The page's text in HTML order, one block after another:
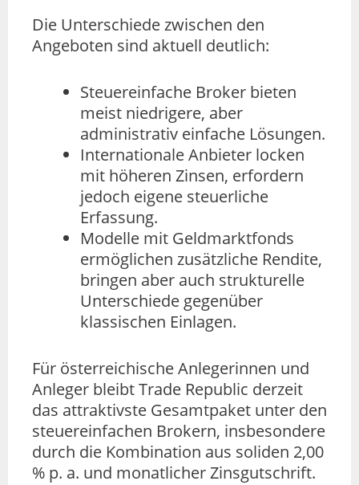
Die Unterschiede zwischen den
Angeboten sind aktuell deutlich:
Steuereinfache Broker bieten
meist niedrigere, aber
administrativ einfache Lösungen.
Internationale Anbieter locken
mit höheren Zinsen, erfordern
jedoch eigene steuerliche
Erfassung.
Modelle mit Geldmarktfonds
ermöglichen zusätzliche Rendite,
bringen aber auch strukturelle
Unterschiede gegenüber
klassischen Einlagen.
Für österreichische Anlegerinnen und
Anleger bleibt Trade Republic derzeit
das attraktivste Gesamtpaket unter den
steuereinfachen Brokern, insbesondere
durch die Kombination aus soliden 2,00
% p. a. und monatlicher Zinsgutschrift.